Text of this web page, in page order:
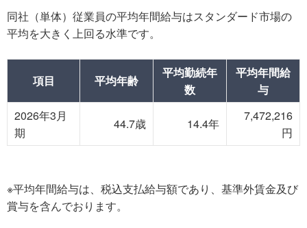
同社（単体）従業員の平均年間給与はスタンダード市場の
平均を大きく上回る水準です。
項目 平均年齢
平均勤続年
数
平均年間給
与
2026年3月
期
44.7歳 14.4年
7,472,216
円
※平均年間給与は、税込支払給与額であり、基準外賃金及び
賞与を含んでおります。